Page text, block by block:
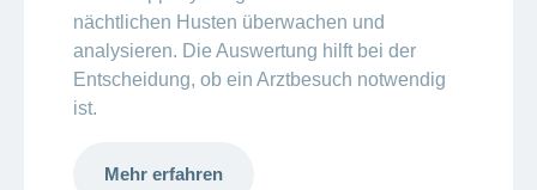
nächtlichen Husten überwachen und
analysieren. Die Auswertung hilft bei der
Entscheidung, ob ein Arztbesuch notwendig
ist.
Mehr erfahren